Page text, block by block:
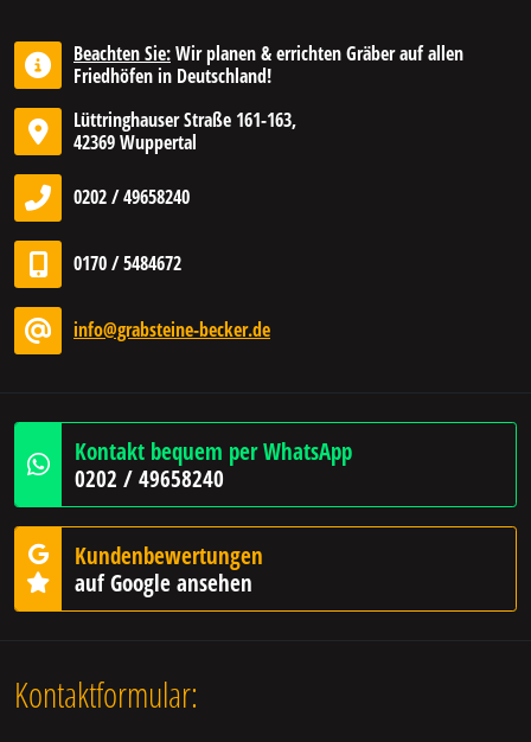
Beachten Sie:Wir planen & errichten Gräber auf allen
Friedhöfen in Deutschland!
Lüttringhauser Straße 161-163,
42369 Wuppertal
0202 / 49658240
0170 / 5484672
info@grabsteine-becker.de
Kontakt bequem per WhatsApp
0202 / 49658240
Kundenbewertungen
auf Google ansehen
Kontaktformular: